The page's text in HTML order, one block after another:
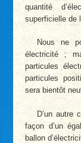
quantité
superficielle de
Nous ne
électricité ;
particules
particules
sera bientôt
D’un autre
façon d’un
ballon